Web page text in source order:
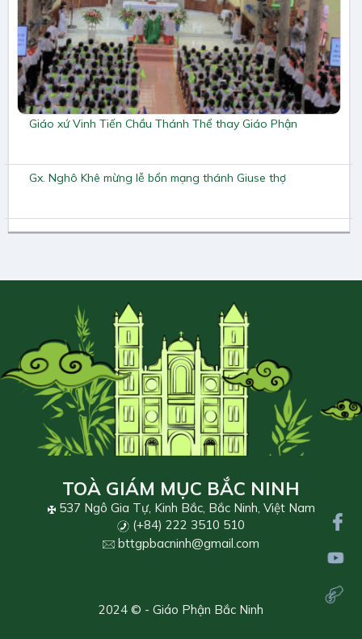
Giáo xứ Vinh Tiến Chầu Thánh Thể thay Giáo Phận
Gx. Nghô Khê mừng lễ bổn mạng thánh Giuse thợ
TOÀ GIÁM MỤC BẮC NINH
537 Ngô Gia Tự, Kinh Bắc, Bắc Ninh, Việt Nam
(+84) 222 3510 510
bttgpbacninh@gmail.com
2024 © - Giáo Phận Bắc Ninh